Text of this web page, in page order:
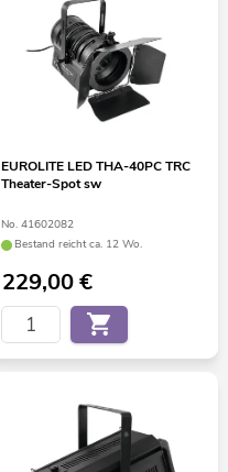
EUROLITE LED THA-40PC TRC
Theater-Spot sw
No. 41602082
Bestand reicht ca. 12 Wo.
229,00€